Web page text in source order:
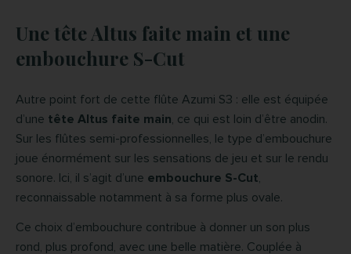
Une tête Altus faite main et une
embouchure S-Cut
Autre point fort de cette flûte Azumi S3 : elle est équipée
d’une tête Altus faite main, ce qui est loin d’être anodin.
Sur les flûtes semi-professionnelles, le type d’embouchure
joue énormément sur les sensations de jeu et sur le rendu
sonore. Ici, il s’agit d’une embouchure S-Cut,
reconnaissable notamment à sa forme plus ovale.
Ce choix d’embouchure contribue à donner un son plus
rond, plus profond, avec une belle matière. Couplée à